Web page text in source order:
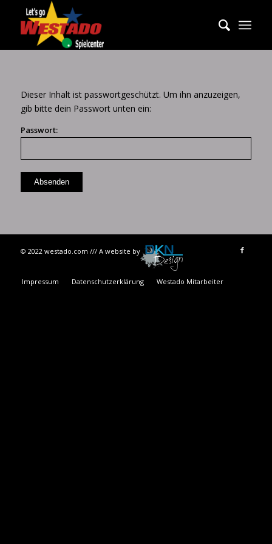
Dieser Inhalt ist passwortgeschützt. Um ihn anzuzeigen,
gib bitte dein Passwort unten ein:
Passwort:
© 2022 westado.com /// A website by
Impressum Datenschutzerklärung Westado Mitarbeiter